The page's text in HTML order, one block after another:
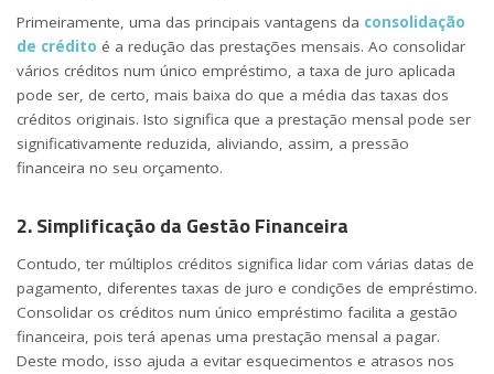
Primeiramente, uma das principais vantagens da consolidação
de crédito é a redução das prestações mensais. Ao consolidar
vários créditos num único empréstimo, a taxa de juro aplicada
pode ser, de certo, mais baixa do que a média das taxas dos
créditos originais. Isto significa que a prestação mensal pode ser
significativamente reduzida, aliviando, assim, a pressão
financeira no seu orçamento.
2. Simplificação da Gestão Financeira
Contudo, ter múltiplos créditos significa lidar com várias datas de
pagamento, diferentes taxas de juro e condições de empréstimo.
Consolidar os créditos num único empréstimo facilita a gestão
financeira, pois terá apenas uma prestação mensal a pagar.
Deste modo, isso ajuda a evitar esquecimentos e atrasos nos